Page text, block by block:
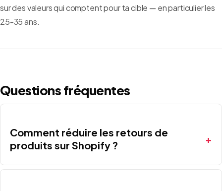
sur des valeurs qui comptent pour ta cible — en particulier les
25-35 ans.
Questions fréquentes
Comment réduire les retours de
produits sur Shopify ?